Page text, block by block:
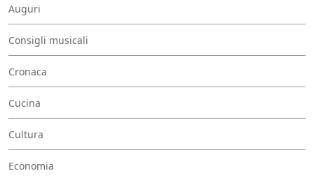
Auguri
Consigli musicali
Cronaca
Cucina
Cultura
Economia